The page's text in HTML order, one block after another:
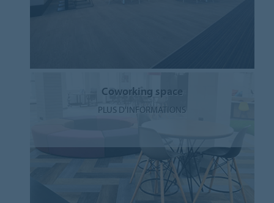
Coworking space
PLUS D'INFORMATIONS